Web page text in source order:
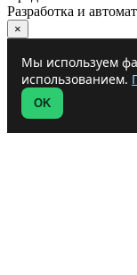
Разработка и
×
Мы используем
использованием.
OK